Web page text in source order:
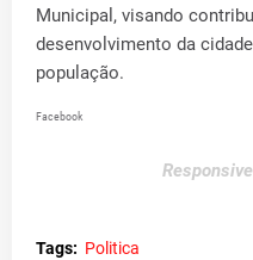
Municipal, visando
desenvolvimento da
população.
Facebook
Tags: Politica